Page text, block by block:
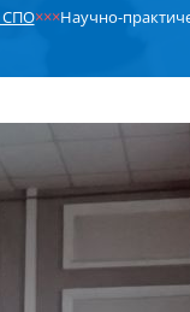
СПО×××Научно-